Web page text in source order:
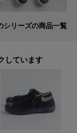
シリーズの商品一覧
しています